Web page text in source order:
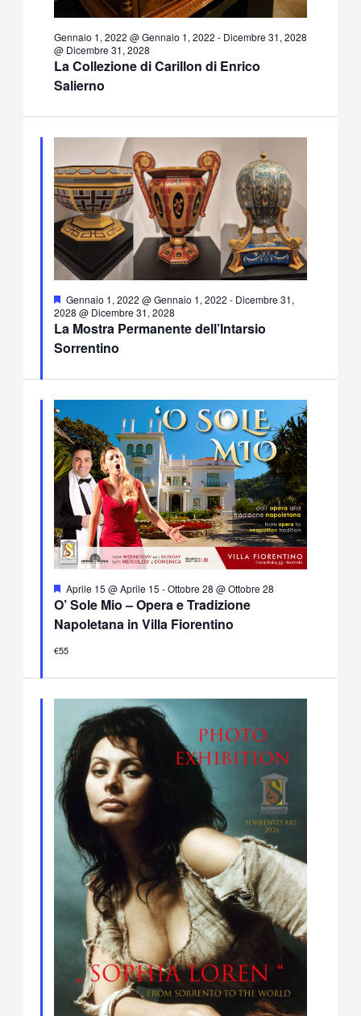
La Collezione di Carillon di Enrico
Salierno
Gennaio 1, 2022 @ Gennaio 1, 2022 - Dicembre 31, 2028
@ Dicembre 31, 2028
La Mostra Permanente dell’Intarsio
Sorrentino
Segnalati
Gennaio 1, 2022 @ Gennaio 1, 2022 - Dicembre 31,
2028 @ Dicembre 31, 2028
O’ Sole Mio – Opera e Tradizione
Napoletana in Villa Fiorentino
Segnalati
Aprile 15 @ Aprile 15 -Ottobre 28 @ Ottobre 28
€55